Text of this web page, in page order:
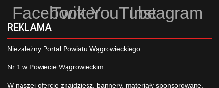
Facebook
TwitterYouTubeInstagram
REKLAMA
Niezależny Portal Powiatu Wągrowieckiego
Nr 1 w Powiecie Wągrowieckim
W naszej ofercie znajdziesz, bannery, materiały sponsorowane,